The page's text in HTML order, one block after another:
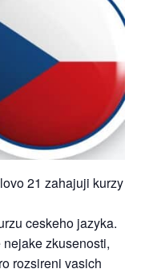
21 zahajuji kurzy
ceskeho jazyka.
zkusenosti,
rozsireni vasich